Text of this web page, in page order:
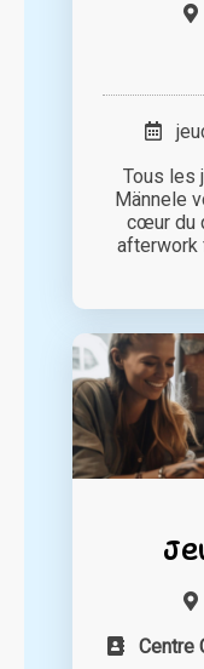
Tous les
Männele
cœur du
afterwork
Centre